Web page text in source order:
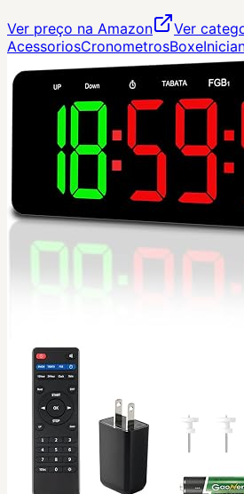
Ver preço na Amazon
Ver
AcessoriosCronometrosBoxe